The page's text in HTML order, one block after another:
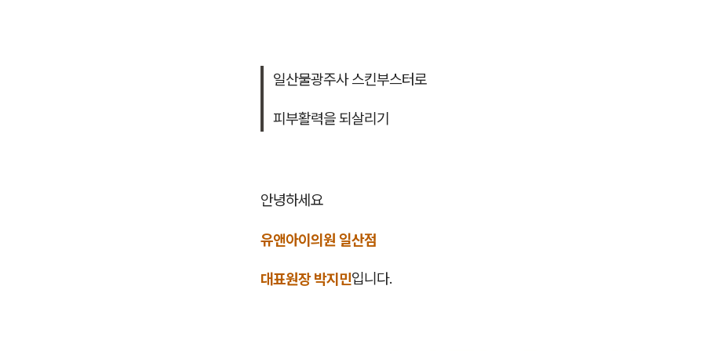
일산물광주사 스킨부스터로
피부활력을 되살리기
안녕하세요
유앤아이의원 일산점
대표원장 박지민입니다.